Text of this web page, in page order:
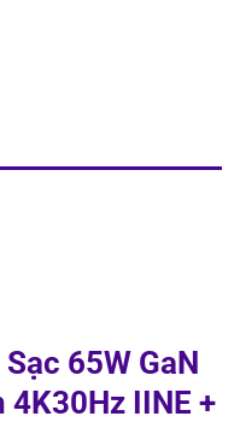
65W GaN
IINE +